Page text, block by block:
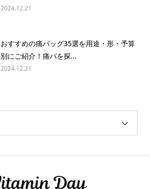
2024.12.21
おすすめの痛バッグ35選を用途・形・予算
別にご紹介！痛バを探...
2024.12.21